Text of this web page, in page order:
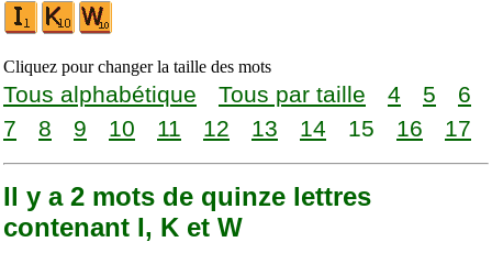
Cliquez pour changer la taille des mots
Tous alphabétique Tous par taille 4 5
6
7
8 9 10 11 12 13 14 15 16 17
Il y a 2 mots de quinze lettres
contenant I, K et W